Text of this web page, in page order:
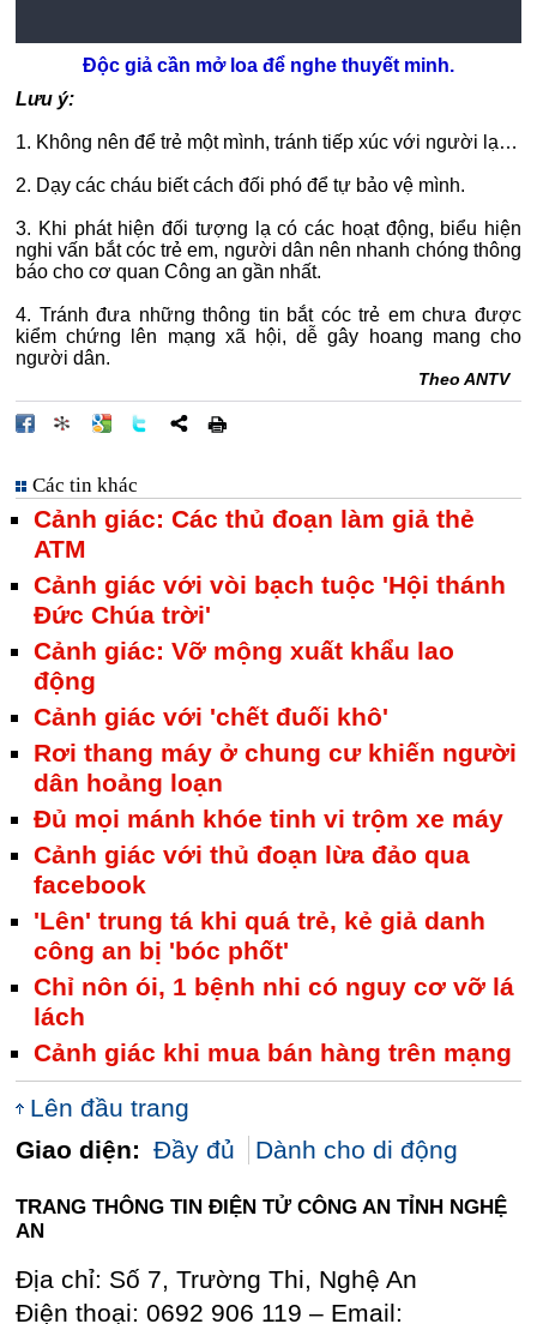
Độc giả cần mở loa để nghe thuyết minh.
Lưu ý:
1. Không nên để trẻ một mình, tránh tiếp xúc với người lạ…
2. Dạy các cháu biết cách đối phó để tự bảo vệ mình.
3. Khi phát hiện đối tượng lạ có các hoạt động, biểu hiện
nghi vấn bắt cóc trẻ em, người dân nên nhanh chóng thông
báo cho cơ quan Công an gần nhất.
4. Tránh đưa những thông tin bắt cóc trẻ em chưa được
kiểm chứng lên mạng xã hội, dễ gây hoang mang cho
người dân.
Theo ANTV
Các tin khác
Cảnh giác: Các thủ đoạn làm giả thẻ
ATM
Cảnh giác với vòi bạch tuộc 'Hội thánh
Đức Chúa trời'
Cảnh giác: Vỡ mộng xuất khẩu lao
động
Cảnh giác với 'chết đuối khô'
Rơi thang máy ở chung cư khiến người
dân hoảng loạn
Đủ mọi mánh khóe tinh vi trộm xe máy
Cảnh giác với thủ đoạn lừa đảo qua
facebook
'Lên' trung tá khi quá trẻ, kẻ giả danh
công an bị 'bóc phốt'
Chỉ nôn ói, 1 bệnh nhi có nguy cơ vỡ lá
lách
Cảnh giác khi mua bán hàng trên mạng
Lên đầu trang
Giao diện: Đầy đủ Dành cho di động
TRANG THÔNG TIN ĐIỆN TỬ CÔNG AN TỈNH NGHỆ
AN
Địa chỉ: Số 7, Trường Thi, Nghệ An
Điện thoại: 0692 906 119 – Email: